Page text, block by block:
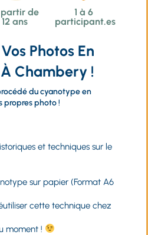
de
12 ans
1 à 6
participant.es
Photos En
Chambery !
du cyanotype en
propres photo !
et techniques sur le
sur papier (Format A6
cette technique chez
moment !